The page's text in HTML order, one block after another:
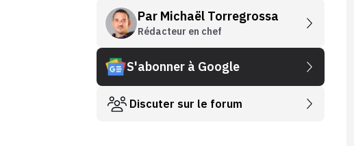
Par Michaël Torregrossa
Rédacteur en chef
S'abonner à Google
Discuter sur le forum